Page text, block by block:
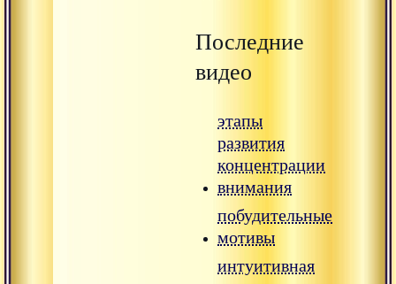
Последние
видео
этапы
развития
концентрации
внимания
побудительные
мотивы
интуитивная